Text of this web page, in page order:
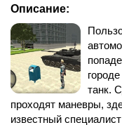
Описание:
танк.
проходят маневры,
известный